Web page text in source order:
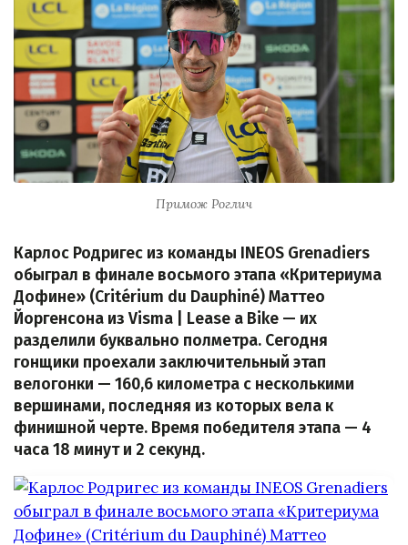
Примож Роглич
Карлос Родригес из команды INEOS Grenadiers
обыграл в финале восьмого этапа «Критериума
Дофине» (Critérium du Dauphiné) Маттео
Йоргенсона из Visma | Lease a Bike — их
разделили буквально полметра. Сегодня
гонщики проехали заключительный этап
велогонки — 160,6 километра с несколькими
вершинами, последняя из которых вела к
финишной черте. Время победителя этапа — 4
часа 18 минут и 2 секунд.